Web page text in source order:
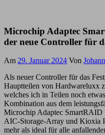
Microchip Adaptec
der neue Controller für
Am 29. Januar 2024 Von
Als neuer Controller für das
Hauptteilen von Hardwareluxx
welches ich in Teilen noch
Kombination aus dem
Microchip Adaptec
AIC-Storage-Array und Kioxia
mehr als ideal für alle